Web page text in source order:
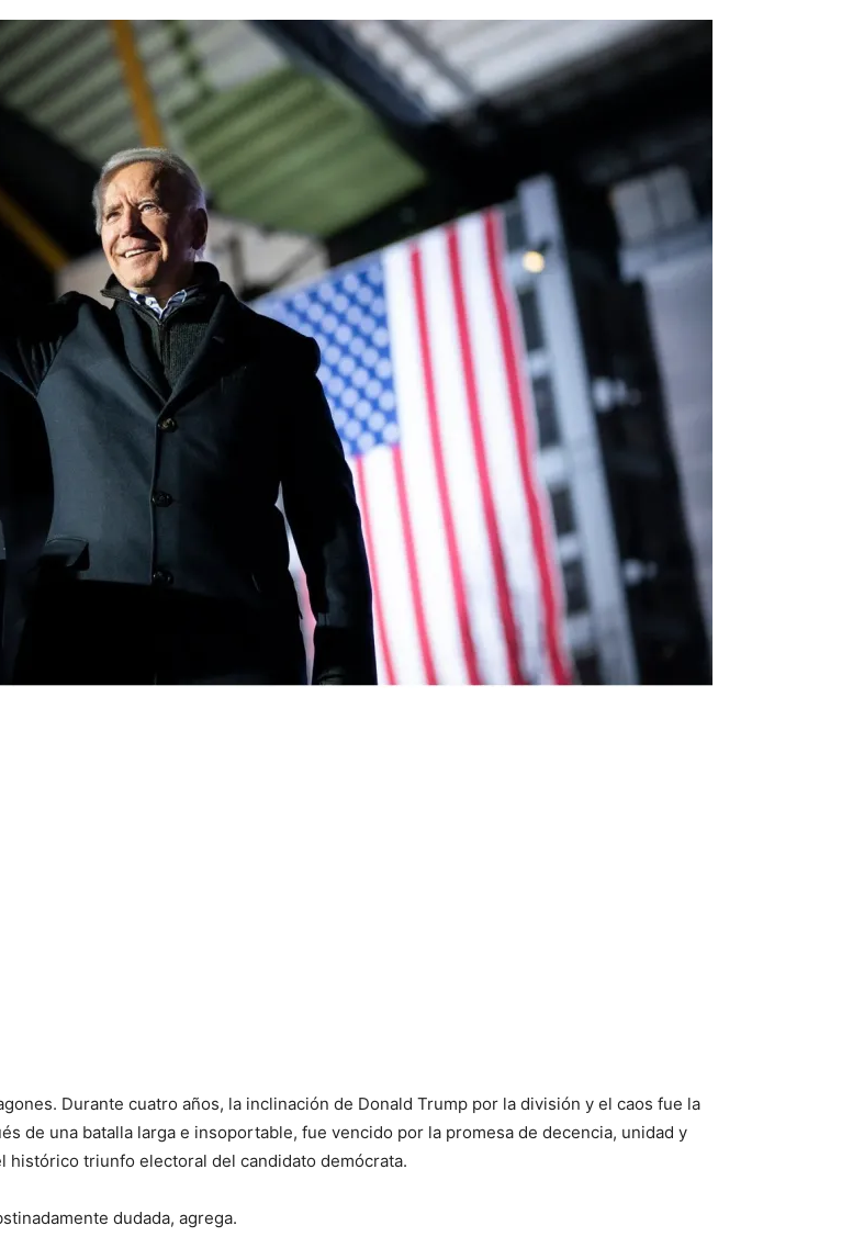
Durante cuatro años, la inclinación de Donald Trump por la división y el caos fue la
de una batalla larga e insoportable, fue vencido por la promesa de decencia, unidad y
histórico triunfo electoral del candidato demócrata.
dudada, agrega.